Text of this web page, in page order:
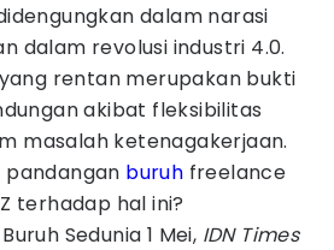
dalam narasi
dalam revolusi industri 4.0.
rentan merupakan bukti
akibat fleksibilitas
masalah ketenagakerjaan.
pandangan buruh freelance
terhadap hal ini?
Sedunia 1 Mei, IDN Times